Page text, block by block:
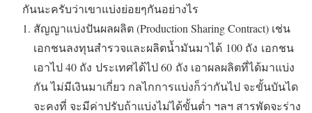
กันนะครับว่าเขาแบ่งย่อยๆกันอย่างไร
สัญญาแบ่งปันผลผลิต (Production Sharing Contract) เช่น
เอกชนลงทุนสำรวจและผลิตน้ำมันมาได้ 100 ถัง เอกชน
เอาไป 40 ถัง ประเทศได้ไป 60 ถัง เอาผลผลิตที่ได้มาแบ่ง
กัน ไม่มีเงินมาเกี่ยว กลไกการแบ่งก็ว่ากันไป จะขั้นบันได
จะคงที่ จะมีค่าปรับถ้าแบ่งไม่ได้ขั้นต่ำ ฯลฯ สารพัดจะร่าง